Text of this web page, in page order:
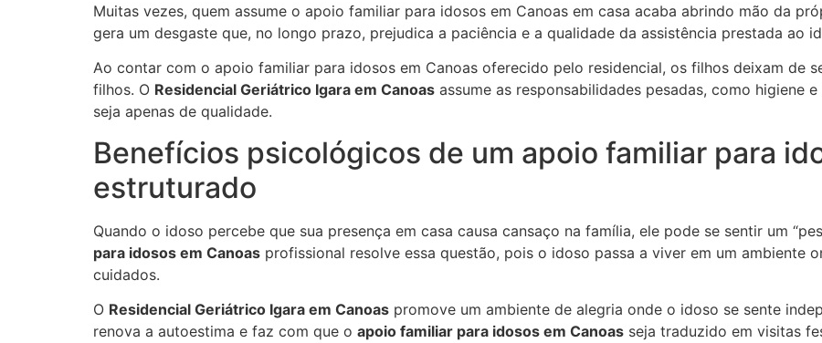
Muitas vezes, quem assume o apoio familiar para idosos em Canoas em casa acaba abrindo mão da
gera um desgaste que, no longo prazo, prejudica a paciência e a qualidade da assistência prestada ao
Ao contar com o apoio familiar para idosos em Canoas oferecido pelo residencial, os filhos deixam de
filhos. O Residencial Geriátrico Igara em Canoas assume as responsabilidades pesadas, como higiene
seja apenas de qualidade.
Benefícios psicológicos de um apoio familiar para
estruturado
Quando o idoso percebe que sua presença em casa causa cansaço na família, ele pode se sentir um
para idosos em Canoas profissional resolve essa questão, pois o idoso passa a viver em um ambiente
cuidados.
O Residencial Geriátrico Igara em Canoas promove um ambiente de alegria onde o idoso se sente
renova a autoestima e faz com que o apoio familiar para idosos em Canoas seja traduzido em visitas